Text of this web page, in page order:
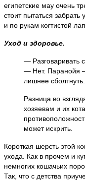
египетские мау очень
стоит пытаться
и по рукам когтистой
Уход и здоровье.
— Разговаривать
— Нет. Паранойя
лишнее сболтнуть.
Разница во
хозяевам и их
может искрить.
Короткая шерсть этой
ухода. Как в прочем и
немногих кошачьих
Так, что с детства